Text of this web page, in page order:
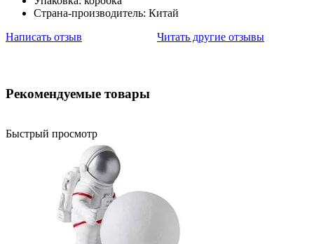
Страна-производитель: Китай
Написать отзыв
Читать другие отзывы
Рекомендуемые товары
Быстрый просмотр